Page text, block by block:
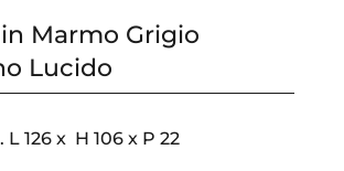
Marmo Grigio
Lucido
126 x H 106 x P 22